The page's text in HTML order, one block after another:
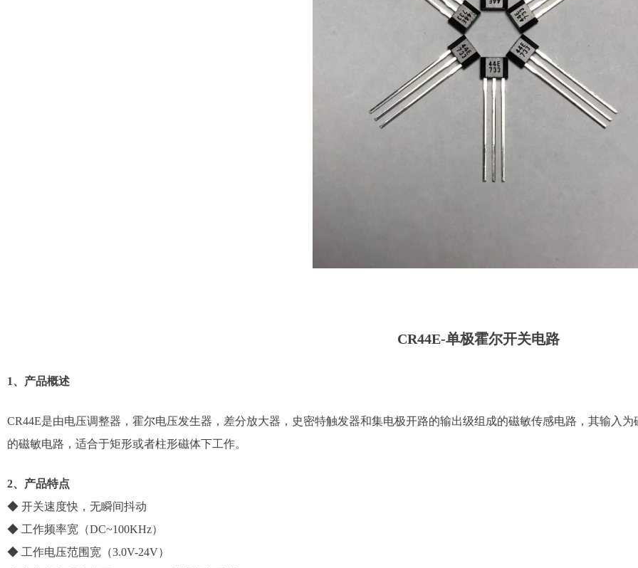
CR44E-单极霍尔开关电路
1、产品概述
CR44E是由电压调整器，霍尔电压发生器，差分放大器，史密特触发器和集电极开路的输出级组成的磁敏传感电路，其输入
的磁敏电路，适合于矩形或者柱形磁体下工作。
2、产品特点
◆ 开关速度快，无瞬间抖动
◆ 工作频率宽（DC~100KHz）
◆ 工作电压范围宽（3.0V-24V）